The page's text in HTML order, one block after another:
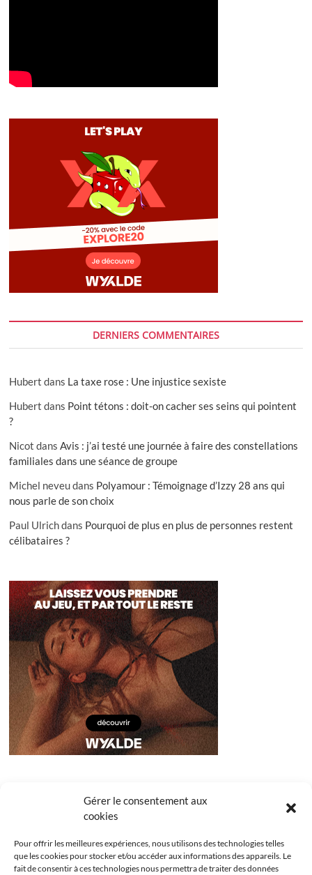
Gérer le consentement aux
cookies
Pour offrir les meilleures expériences, nous utilisons des technologies telles
que les cookies pour stocker et/ou accéder aux informations des appareils. Le
fait de consentir à ces technologies nous permettra de traiter des données
DERNIERS COMMENTAIRES
Hubert dans La taxe rose : Une injustice sexiste
Hubert dans Point tétons : doit-on cacher ses seins qui pointent
?
Nicot dansAvis : j’ai testé une journée à faire des constellations
familiales dans une séance de groupe
Michel neveudans Polyamour : Témoignage d’Izzy 28 ans qui
nous parle de son choix
Paul Ulrichdans Pourquoi de plus en plus de personnes restent
célibataires ?